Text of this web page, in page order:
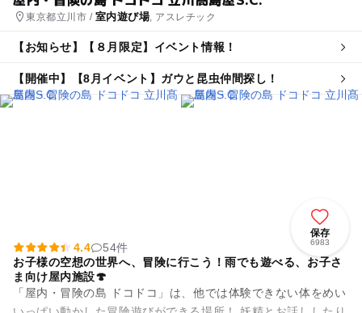
東京都立川市 / 室内遊び場, アスレチック
【お知らせ】【８月限定】イベント情報！
【開催中】【8月イベント】ガウと昆虫仲間探し！
保存
6983
4.4
54件
お子様の空想の世界へ、冒険に行こう！雨でも遊べる、お子さ
ま向け屋内施設🍄
「屋内・冒険の島 ドコドコ」は、他では体験できない体をめい